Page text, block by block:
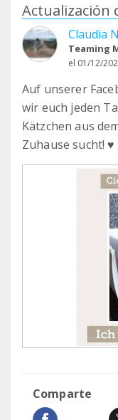
Actualización
Claudia
Teaming
el 01/12/
Auf unserer
wir euch jeden
Kätzchen aus
Zuhause sucht! ♥
Comparte